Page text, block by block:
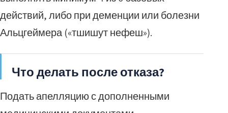
действий, либо при деменции или болезни
Альцгеймера («тшишут нефеш»).
Что делать после отказа?
Подать апелляцию с дополненными